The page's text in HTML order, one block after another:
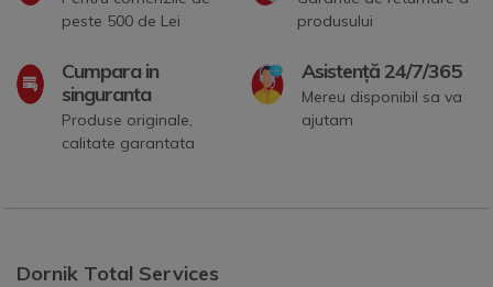
peste 500 de Lei
produsului
Cumpara in
singuranta
Produse originale,
calitate garantata
Asistență 24/7/365
Mereu disponibil sa va
ajutam
Dornik Total Services